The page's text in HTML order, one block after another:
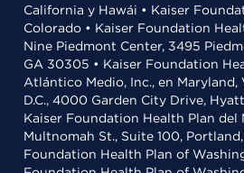
California y Hawái • Kaiser
Colorado • Kaiser Foundation
Nine Piedmont Center, 3495
GA 30305 • Kaiser Foundation
Atlántico Medio, Inc., en
D.C., 4000 Garden City Drive,
Kaiser Foundation Health Plan del
Multnomah St., Suite 100,
Foundation Health Plan of